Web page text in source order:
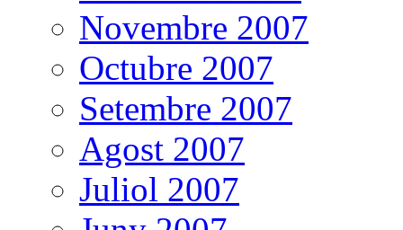
Novembre 2007
Octubre 2007
Setembre 2007
Agost 2007
Juliol 2007